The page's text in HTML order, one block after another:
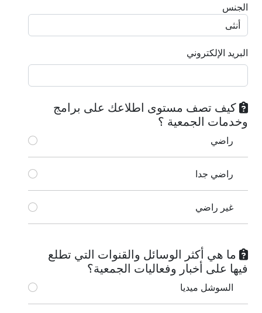
الجنس
البريد الإلكتروني
كيف تصف مستوى اطلاعك على برامج
وخدمات الجمعية ؟
راضي
راضي جدا
غير راضي
ما هي أكثر الوسائل والقنوات التي تطلع
فيها على أخبار وفعاليات الجمعية؟
السوشل ميديا